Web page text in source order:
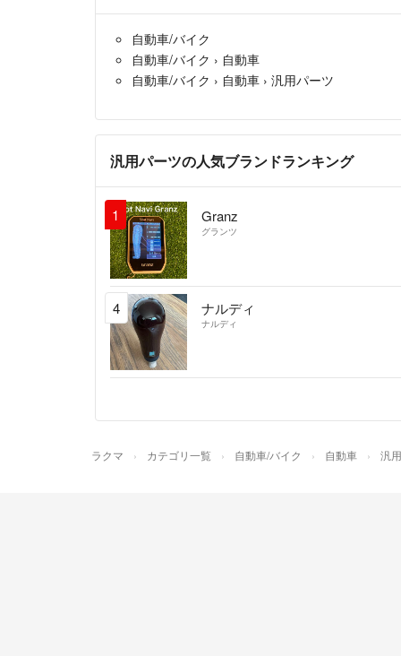
自動車/バイク
自動車/バイク › 自動車
自動車/バイク › 自動車 › 汎用パーツ
汎用パーツの人気ブランドランキング
1 Granz
グランツ
4 ナルディ
ナルディ
ラクマ カテゴリ一覧 自動車/バイク 自動車 汎